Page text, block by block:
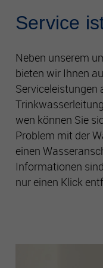
Service
Neben unserem
bieten wir Ihnen
Serviceleistungen
wen können Sie
Problem mit der
einen
Informationen
nur einen Klick
Name
Anbieter
Zweck
Cookie-
Performance
Mithilfe dieser
Quellen zählen, um
messen und zu
welche Seiten am
gefragt sind, und zu
Seiten bewegen. Alle
sind aggregiert und
nicht zulassen,
besucht haben, und
überprüfen.
unsere Seite gesetzt
genutzt und geteilt